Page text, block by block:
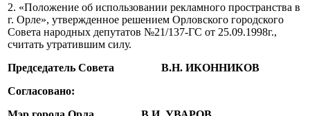
2. «Положение об использовании рекламного пространства в
г. Орле», утвержденное решением Орловского городского
Совета народных депутатов №21/137-ГС от 25.09.1998г.,
считать утратившим силу.
Председатель Совета В.Н. ИКОННИКОВ
Согласовано: